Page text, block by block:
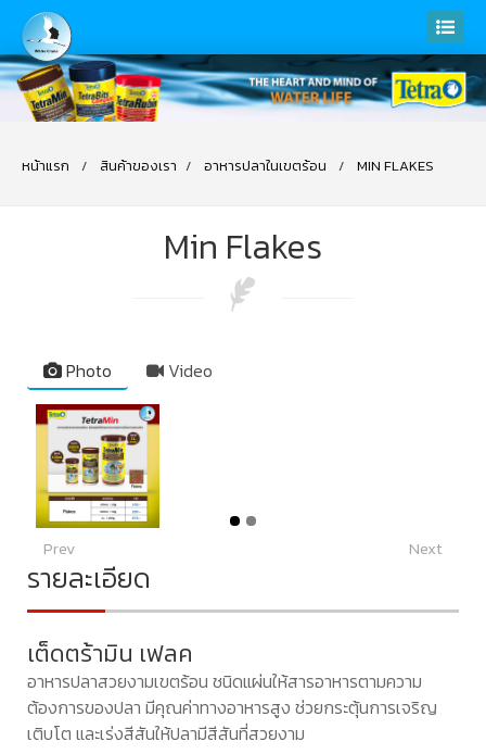
หน้าแรก สินค้าของเรา อาหารปลาในเขตร้อน MIN FLAKES
Min Flakes
Photo Video
Prev Next
รายละเอียด
เต็ดตร้ามิน เฟลค
อาหารปลาสวยงามเขตร้อน ชนิดแผ่นให้สารอาหารตามความ
ต้องการของปลา มีคุณค่าทางอาหารสูง ช่วยกระตุ้นการเจริญ
เติบโต และเร่งสีสันให้ปลามีสีสันที่สวยงาม